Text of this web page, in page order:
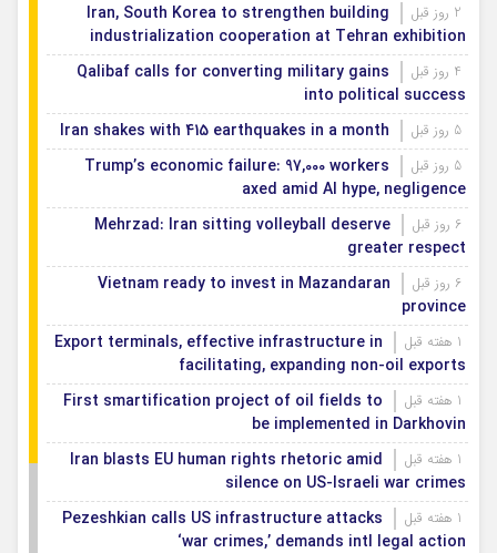
Iran, South Korea to strengthen building
industrialization cooperation at Tehran exhibition
Qalibaf calls for converting military gains
into political success
Iran shakes with 415 earthquakes in a month
Trump’s economic failure: 97,000 workers
axed amid AI hype, negligence
Mehrzad: Iran sitting volleyball deserve
greater respect
Vietnam ready to invest in Mazandaran
province
Export terminals, effective infrastructure in
facilitating, expanding non-oil exports
First smartification project of oil fields to
be implemented in Darkhovin
Iran blasts EU human rights rhetoric amid
silence on US-Israeli war crimes
Pezeshkian calls US infrastructure attacks
‘war crimes,’ demands intl legal action